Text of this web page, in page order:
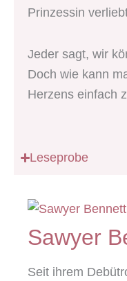
Prinzessin
Jeder sagt, wir
Doch wie kann
Herzens einfach
Leseprobe
Sawyer
Seit ihrem